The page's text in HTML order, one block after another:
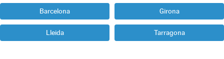
Barcelona Girona
Lleida Tarragona